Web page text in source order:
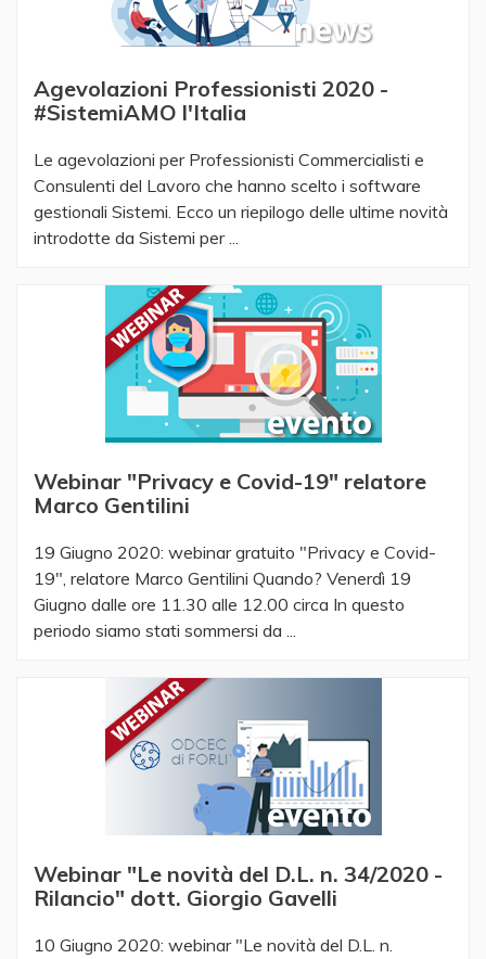
Agevolazioni Professionisti 2020 -
#SistemiAMO l'Italia
Le agevolazioni per Professionisti Commercialisti e
Consulenti del Lavoro che hanno scelto i software
gestionali Sistemi. Ecco un riepilogo delle ultime novità
introdotte da Sistemi per ...
Webinar "Privacy e Covid-19" relatore
Marco Gentilini
19 Giugno 2020: webinar gratuito "Privacy e Covid-
19", relatore Marco Gentilini Quando? Venerdì 19
Giugno dalle ore 11.30 alle 12.00 circa​ ​ In questo
periodo siamo stati sommersi da ...
Webinar "Le novità del D.L. n. 34/2020 -
Rilancio" dott. Giorgio Gavelli
10 Giugno 2020: webinar "Le novità del D.L. n.